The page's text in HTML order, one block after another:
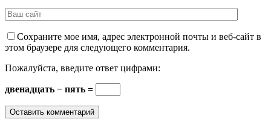
Сохраните мое имя, адрес электронной почты и веб-сайт в
этом браузере для следующего комментария.
Пожалуйста, введите ответ цифрами:
двенадцать − пять =